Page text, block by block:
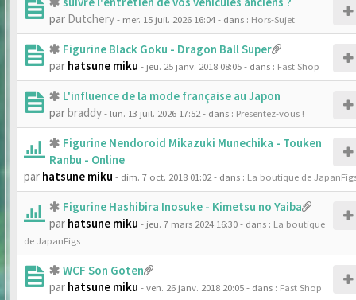
par Dutchery- mer. 15 juil. 2026 16:04- dans : Hors-Sujet
Figurine Black Goku - Dragon Ball Super
par hatsune miku - jeu. 25 janv. 2018 08:05- dans : Fast Shop
L'influence de la mode française au Japon
parbraddy- lun. 13 juil. 2026 17:52- dans : Presentez-vous !
Figurine Nendoroid Mikazuki Munechika - Touken
Ranbu - Online
par hatsune miku - dim. 7 oct. 2018 01:02- dans : La boutique de
Figurine Hashibira Inosuke - Kimetsu no Yaiba
par hatsune miku - jeu. 7 mars 2024 16:30- dans : La boutique
de JapanFigs
WCF Son Goten
par hatsune miku - ven. 26 janv. 2018 20:05- dans : Fast Shop